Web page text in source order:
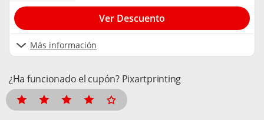
Más información
Ver Descuento
¿Ha funcionado el cupón? Pixartprinting